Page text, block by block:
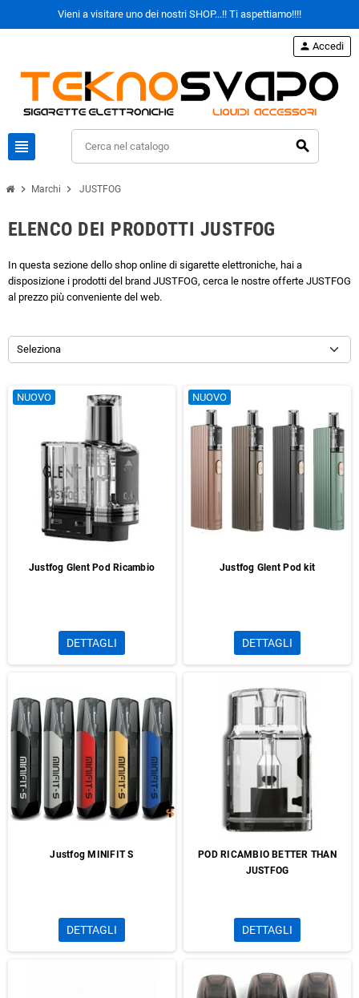
Vieni a visitare uno dei nostri SHOP...!! Ti aspettiamo!!!!
view_headline search
person Accedi
chevron_right Marchi chevron_right JUSTFOG
ELENCO DEI PRODOTTI JUSTFOG
In questa sezione dello shop online di sigarette elettroniche, hai a
disposizione i prodotti del brand JUSTFOG, cerca le nostre offerte JUSTFOG
al prezzo più conveniente del web.
Seleziona
NUOVO
Justfog Glent Pod Ricambio
DETTAGLI
NUOVO
Justfog Glent Pod kit
DETTAGLI
Justfog MINIFIT S
DETTAGLI
POD RICAMBIO BETTER THAN
JUSTFOG
DETTAGLI